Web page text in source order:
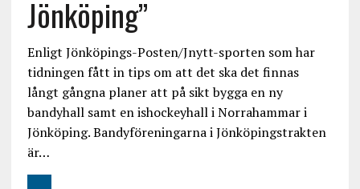
Jönköping”
Enligt Jönköpings-Posten/Jnytt-sporten som har
tidningen fått in tips om att det ska det finnas
långt gångna planer att på sikt bygga en ny
bandyhall samt en ishockeyhall i Norrahammar i
Jönköping. Bandyföreningarna i Jönköpingstrakten
är…